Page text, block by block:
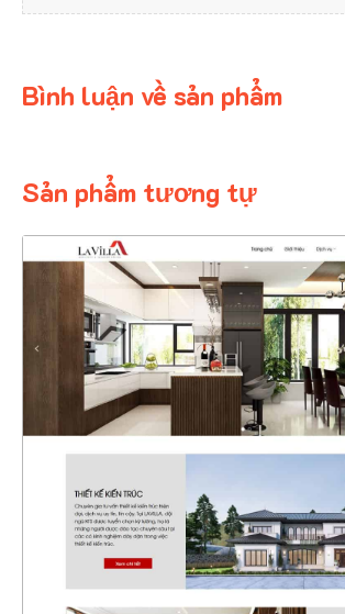
Bình luận về sản phẩm
Sản phẩm tương tự
4323
CHI TIẾT